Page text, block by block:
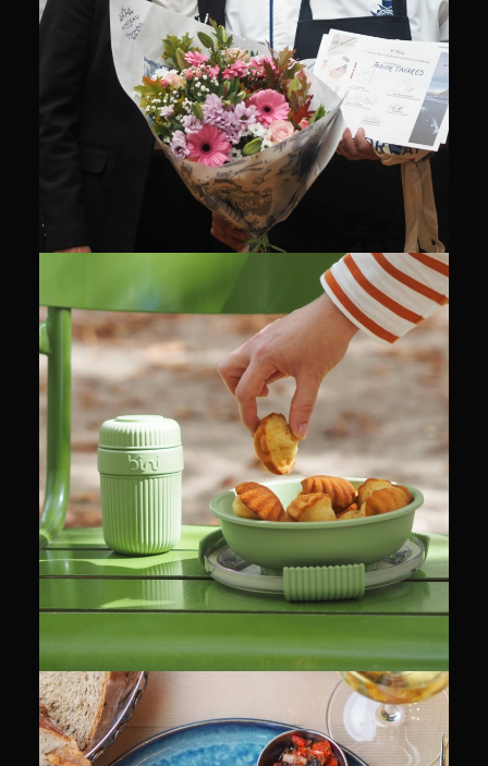
CULINAIRE
CULINAIRE RECETTES